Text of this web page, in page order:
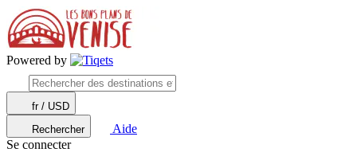
Powered by
fr / USD
Rechercher
Aide
Se connecter